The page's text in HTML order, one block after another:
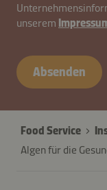
unserem
Absenden
Food Service
Algen für die